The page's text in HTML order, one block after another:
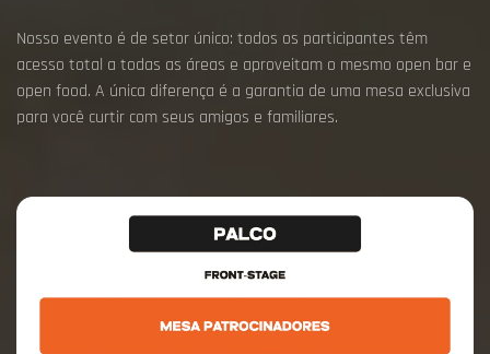
Nosso evento é de setor único: todos os participantes têm
acesso total a todas as áreas e aproveitam o mesmo open bar e
open food. A única diferença é a garantia de uma mesa exclusiva
para você curtir com seus amigos e familiares.